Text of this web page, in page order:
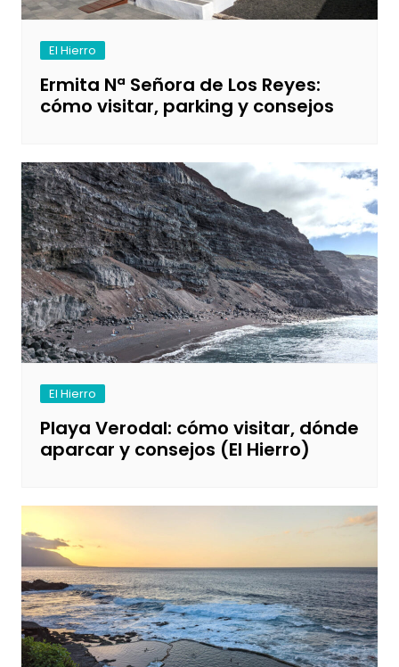
El Hierro
Ermita Nª Señora de Los Reyes:
cómo visitar, parking y consejos
El Hierro
Playa Verodal: cómo visitar, dónde
aparcar y consejos (El Hierro)